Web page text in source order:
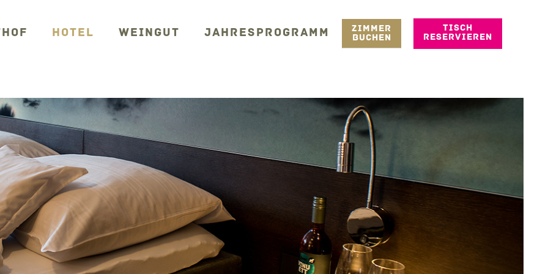
HOTEL WEINGUT JAHRESPROGRAMM
ZIMMER
BUCHEN
TISCH
RESERVIEREN